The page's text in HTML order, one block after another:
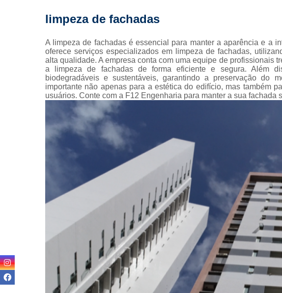
Pinturas prediais
Projetos
arquitetônicos
Projetos
Reforma de
condomínios
Reforma de lojas
Reformas em
prédios
Reformas prediais
Revitalização de
fachadas
Terraplanagem
Textura para
fachadas
limpeza de fachadas
A limpeza de fachadas é essencial para manter a aparência e a
oferece serviços especializados em limpeza de fachadas,
alta qualidade. A empresa conta com uma equipe de profissionais
a limpeza de fachadas de forma eficiente e segura. Além
biodegradáveis e sustentáveis, garantindo a preservação do
importante não apenas para a estética do edifício, mas também
usuários. Conte com a F12 Engenharia para manter a sua fachada